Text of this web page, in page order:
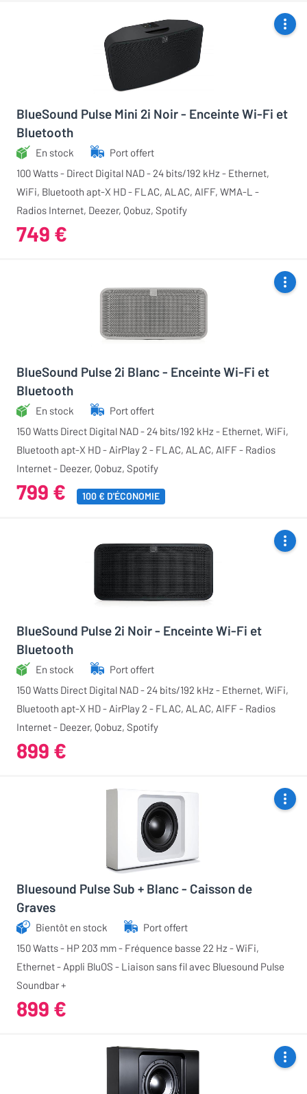
BlueSound Pulse Mini 2i Noir - Enceinte Wi-Fi et
Bluetooth
En stock
Port offert
100 Watts - Direct Digital NAD - 24 bits/192 kHz - Ethernet,
WiFi, Bluetooth apt-X HD - FLAC, ALAC, AIFF, WMA-L -
Radios Internet, Deezer, Qobuz, Spotify
749 €
BlueSound Pulse 2i Blanc - Enceinte Wi-Fi et
Bluetooth
En stock
Port offert
150 Watts Direct Digital NAD - 24 bits/192 kHz - Ethernet, WiFi,
Bluetooth apt-X HD - AirPlay 2 - FLAC, ALAC, AIFF - Radios
Internet - Deezer, Qobuz, Spotify
799 € 100 € D'ÉCONOMIE
BlueSound Pulse 2i Noir - Enceinte Wi-Fi et
Bluetooth
En stock
Port offert
150 Watts Direct Digital NAD - 24 bits/192 kHz - Ethernet, WiFi,
Bluetooth apt-X HD - AirPlay 2 - FLAC, ALAC, AIFF - Radios
Internet - Deezer, Qobuz, Spotify
899 €
Bluesound Pulse Sub + Blanc - Caisson de
Graves
Bientôt en stock
Port offert
150 Watts - HP 203 mm - Fréquence basse 22 Hz - WiFi,
Ethernet - Appli BluOS - Liaison sans fil avec Bluesound Pulse
Soundbar +
899 €